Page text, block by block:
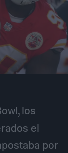
los
el
por